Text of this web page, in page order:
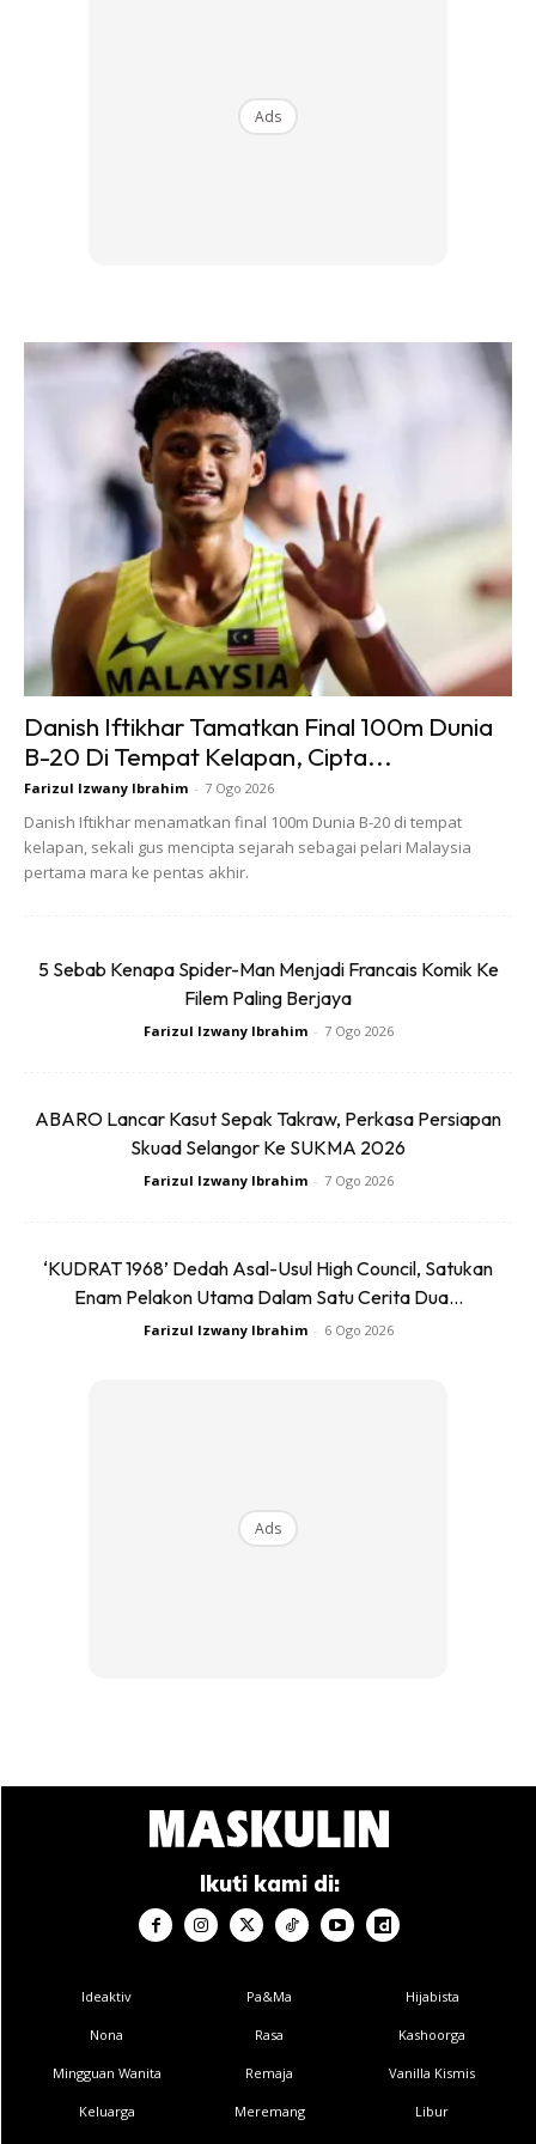
Ads
Jangan jadi mangsa tersasalah pilih saiz. Antara beberapa
perkara yang anda harus ambil kira sebelum membeli sut
kepanjangan lengan. Anda boleh rujuk saiz sesuai dengan
tukang jahit atau juru jual bagi sut ready made
3. Warna sesuai
Ia saturuleyang cukup mudah. Jika anda memakai kasut
berwarna coklat pastikan tali pinggang juga mempunyai
Tak Mahu Tampil Sekeping
4. Buka butang bila duduk
Ads
Danish Iftikhar Tamatkan Final 100m Dunia
B-20 Di Tempat Kelapan, Cipta...
Farizul Izwany Ibrahim - 7 Ogo 2026
Danish Iftikhar menamatkan final 100m Dunia B-20 di tempat
kelapan, sekali gus mencipta sejarah sebagai pelari Malaysia
pertama mara ke pentas akhir.
5 Sebab Kenapa Spider-Man Menjadi Francais Komik Ke
Filem Paling Berjaya
Farizul Izwany Ibrahim - 7 Ogo 2026
ABARO Lancar Kasut Sepak Takraw, Perkasa Persiapan
Skuad Selangor Ke SUKMA 2026
Farizul Izwany Ibrahim - 7 Ogo 2026
‘KUDRAT 1968’ Dedah Asal-Usul High Council, Satukan
Enam Pelakon Utama Dalam Satu Cerita Dua...
Farizul Izwany Ibrahim - 6 Ogo 2026
Ads
Ikuti kami di:
Ideaktiv
Nona
Mingguan Wanita
Keluarga
Pa&Ma
Rasa
Remaja
Meremang
Hijabista
Kashoorga
Vanilla Kismis
Libur